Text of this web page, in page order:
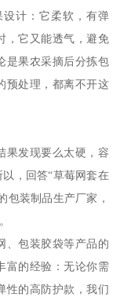
计：它柔软，有弹
，它又能透气，避免
是果农采摘后分拣包
预处理，都离不开这
果发现要么太硬，容
，回答“草莓网套在
包装制品生产厂家，
、包装胶袋等产品的
富的经验：无论你需
性的高防护款，我们